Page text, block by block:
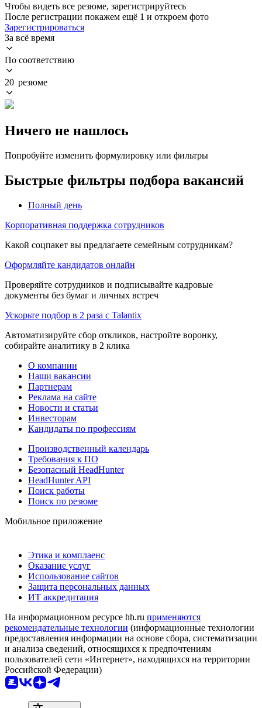
Чтобы видеть все резюме, зарегистрируйтесь
После регистрации покажем ещё 1 и откроем фото
Зарегистрироваться
За всё время
По соответствию
20 резюме
Ничего не нашлось
Попробуйте изменить формулировку или фильтры
Быстрые фильтры подбора вакансий
Полный день
Корпоративная поддержка сотрудников
Какой соцпакет вы предлагаете семейным сотрудникам?
Оформляйте кандидатов онлайн
Проверяйте сотрудников и подписывайте кадровые
документы без бумаг и личных встреч
Ускорьте подбор в 2 раза с Talantix
Автоматизируйте сбор откликов, настройте воронку,
собирайте аналитику в 2 клика
О компании
Наши вакансии
Партнерам
Реклама на сайте
Новости и статьи
Инвесторам
Кандидаты по профессиям
Производственный календарь
Требования к ПО
Безопасный HeadHunter
HeadHunter API
Поиск работы
Поиск по резюме
Мобильное приложение
Этика и комплаенс
Оказание услуг
Использование сайтов
Защита персональных данных
ИТ аккредитация
На информационном ресурсе hh.ru применяются
рекомендательные технологии (информационные технологии
предоставления информации на основе сбора, систематизации
и анализа сведений, относящихся к предпочтениям
пользователей сети «Интернет», находящихся на территории
Российской Федерации)